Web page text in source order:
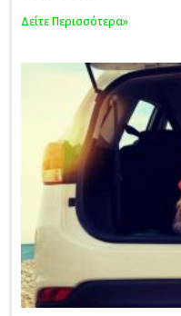
Δείτε Περισσότερα»